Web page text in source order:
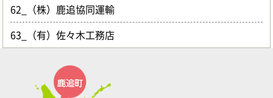
62_（株）鹿追協同運輸
63_（有）佐々木工務店